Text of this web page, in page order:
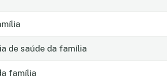
de saúde da família
família